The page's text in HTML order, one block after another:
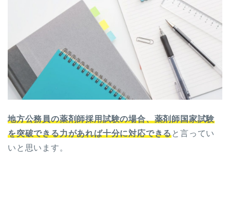
地方公務員の薬剤師採用試験の場合、薬剤師国家試験
を突破できる力があれば十分に対応できると言ってい
いと思います。